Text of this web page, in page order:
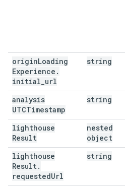
originLoading
Experience .
initial url
string
analysis
UTCTimestamp
string
lighthouse
Result
nested
object
lighthouse
Result.
requestedUrl
string